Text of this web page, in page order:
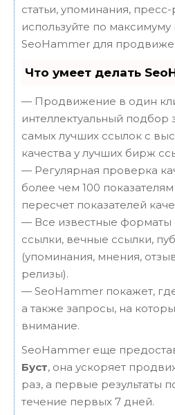
статьи, упоминания,
используйте по максимуму
SeoHammer для
Что умеет делать
— Продвижение в один
интеллектуальный подбор
самых лучших ссылок с
качества у лучших бирж
— Регулярная проверка
более чем 100
пересчет показателей
— Все известные форматы
ссылки, вечные ссылки,
(упоминания, мнения,
релизы).
— SeoHammer покажет,
а также запросы, на
внимание.
SeoHammer еще
Буст, она ускоряет
раз, а первые результаты
течение первых 7 дней.